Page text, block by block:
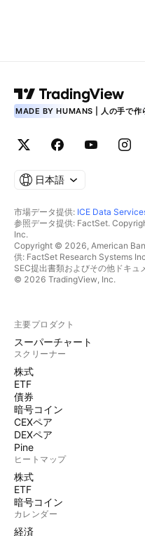
MADE BY HUMANS | 人の手で作
日本語
市場データ提供: ICE Data
参照データ提供: FactSet.
Inc.
Copyright © 2026, American
供: FactSet Research Systems
SEC提出書類およびその他ドキュ
© 2026 TradingView, Inc.
主要プロダクト
スーパーチャート
スクリーナー
株式
ETF
債券
暗号コイン
CEXペア
DEXペア
Pine
ヒートマップ
株式
ETF
暗号コイン
カレンダー
経済